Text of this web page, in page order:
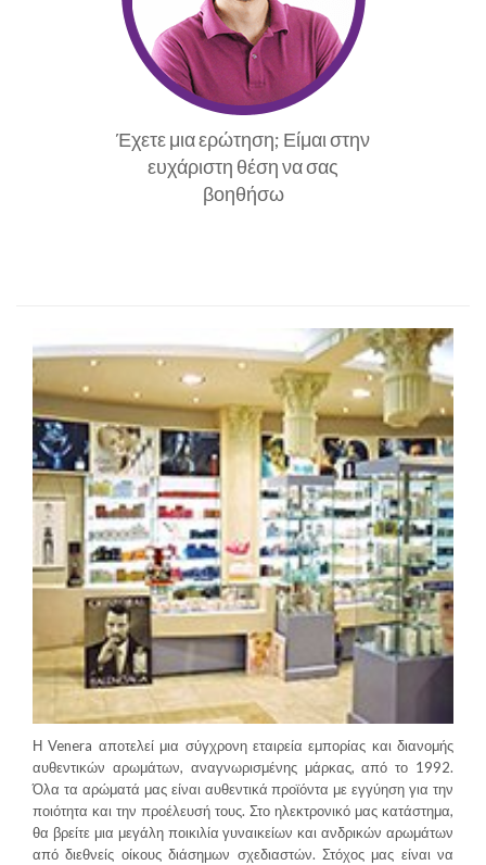
Έχετε μια ερώτηση; Είμαι στην
ευχάριστη θέση να σας
βοηθήσω
Η Venera αποτελεί μια σύγχρονη εταιρεία εμπορίας και διανομής
αυθεντικών αρωμάτων, αναγνωρισμένης μάρκας, από το 1992.
Όλα τα αρώματά μας είναι αυθεντικά προϊόντα με εγγύηση για την
ποιότητα και την προέλευσή τους. Στο ηλεκτρονικό μας κατάστημα,
θα βρείτε μια μεγάλη ποικιλία γυναικείων και ανδρικών αρωμάτων
από διεθνείς οίκους διάσημων σχεδιαστών. Στόχος μας είναι να